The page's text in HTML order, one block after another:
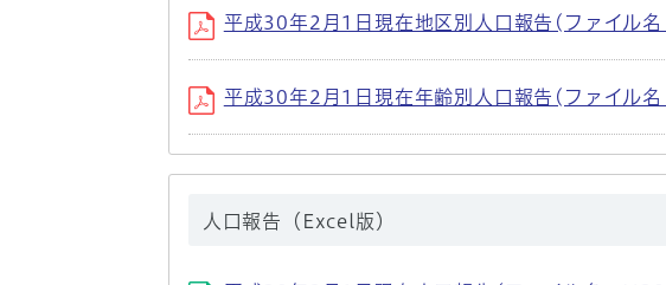
平成30年2月1日現在地区別人口報告(ファイ
平成30年2月1日現在年齢別人口報告(ファイ
人口報告（Excel版）